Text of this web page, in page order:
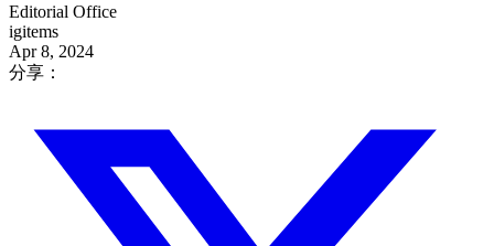
Editorial Office
igitems
Apr 8, 2024
分享：